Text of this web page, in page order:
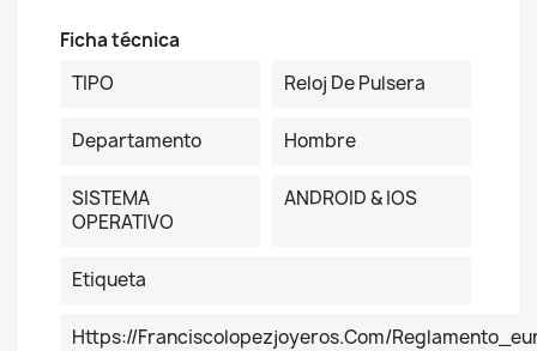
Ficha técnica
TIPO
Reloj De Pulsera
Departamento Hombre
SISTEMA
OPERATIVO
ANDROID & IOS
Etiqueta
Https://franciscolopezjoyeros.com/